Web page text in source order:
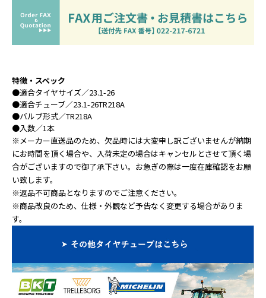
特徴・スペック
●適合タイヤサイズ／23.1-26
●適合チューブ／23.1-26TR218A
●バルブ形式／TR218A
●入数／1本
※メーカー直送品のため、欠品時には大変申し訳ございませんが納期
にお時間を頂く場合や、入荷未定の場合はキャンセルとさせて頂く場
合がございますので御了承下さい。お急ぎの際は一度在庫確認をお願
い致します。
※返品不可商品となりますのでご注意ください。
※商品改良のため、仕様・外観など予告なく変更する場合がありま
す。